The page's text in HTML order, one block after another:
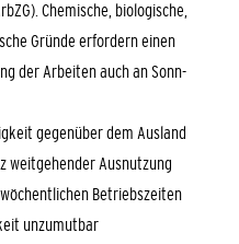
Chemische, biologische,
Gründe erfordern einen
der Arbeiten auch an Sonn-
gegenüber dem Ausland
weitgehender Ausnutzung
Betriebszeiten
unzumutbar